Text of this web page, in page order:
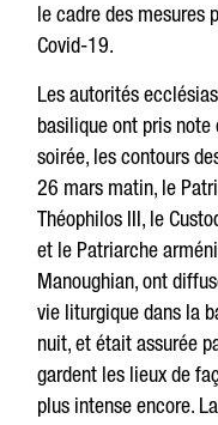
le cadre des mesures
Covid-19.
Les autorités
basilique ont pris note
soirée, les contours
26 mars matin, le
Théophilos III, le
et le Patriarche
Manoughian, ont
vie liturgique dans la
nuit, et était assurée
gardent les lieux de
plus intense encore.